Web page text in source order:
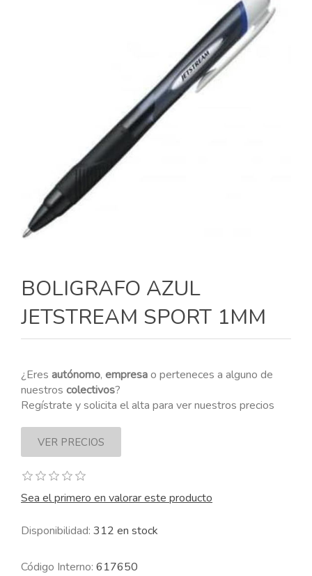
BOLIGRAFO AZUL
JETSTREAM SPORT 1MM
¿Eres autónomo, empresao perteneces a alguno de
nuestros colectivos?
Regístrate y solicita el alta para ver nuestros precios
Sea el primero en valorar este producto
Disponibilidad: 312 en stock
Código Interno: 617650